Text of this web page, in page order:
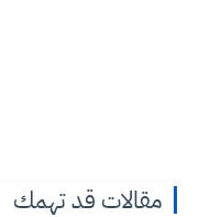
مقالات قد تهمك